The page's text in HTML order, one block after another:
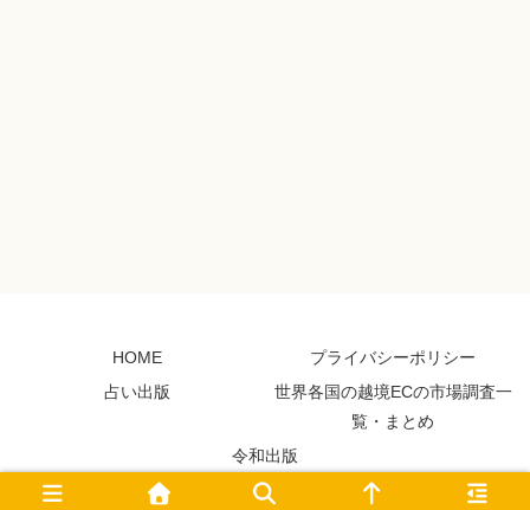
HOME
プライバシーポリシー
占い出版
世界各国の越境ECの市場調査一
覧・まとめ
令和出版
© 2011 Miyuki Blog.